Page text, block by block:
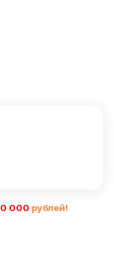
0 000 рублей!